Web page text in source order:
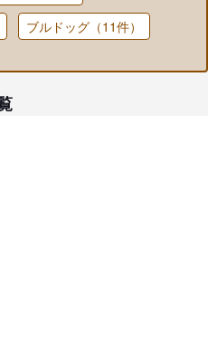
ブルドッグ（11件）